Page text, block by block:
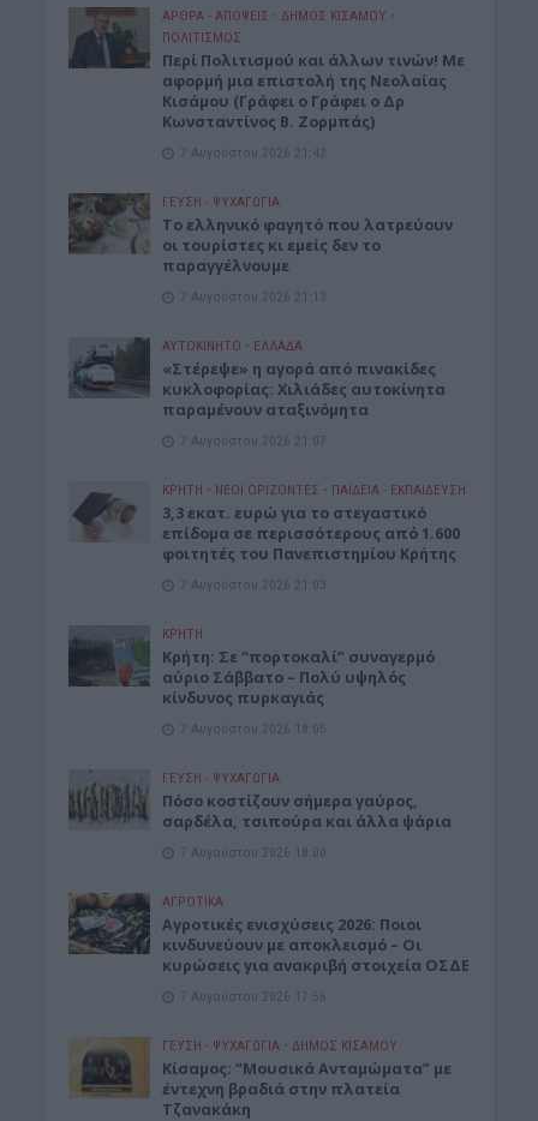
ΑΡΘΡΑ - ΑΠΟΨΕΙΣ • ΔΉΜΟΣ ΚΙΣΆΜΟΥ •
ΠΟΛΙΤΙΣΜΟΣ
Περί Πολιτισμού και άλλων τινών! Mε
αφορμή μια επιστολή της Νεολαίας
Κισάμου (Γράφει ο Γράφει ο Δρ
Κωνσταντίνος Β. Ζορμπάς)
7 Αυγούστου 2026 21:42
ΓΕΎΣΗ - ΨΥΧΑΓΩΓΊΑ
Το ελληνικό φαγητό που λατρεύουν
οι τουρίστες κι εμείς δεν το
παραγγέλνουμε
7 Αυγούστου 2026 21:13
ΑΥΤΟΚΙΝΗΤΟ • ΕΛΛΑΔΑ
«Στέρεψε» η αγορά από πινακίδες
κυκλοφορίας: Χιλιάδες αυτοκίνητα
παραμένουν αταξινόμητα
7 Αυγούστου 2026 21:07
ΚΡΗΤΗ • ΝΕΟΙ ΟΡΙΖΟΝΤΕΣ • ΠΑΙΔΕΙΑ - ΕΚΠΑΙΔΕΥΣΗ
3,3 εκατ. ευρώ για το στεγαστικό
επίδομα σε περισσότερους από 1.600
φοιτητές του Πανεπιστημίου Κρήτης
7 Αυγούστου 2026 21:03
ΚΡΗΤΗ
Κρήτη: Σε “πορτοκαλί” συναγερμό
αύριο Σάββατο – Πολύ υψηλός
κίνδυνος πυρκαγιάς
7 Αυγούστου 2026 18:05
ΓΕΎΣΗ - ΨΥΧΑΓΩΓΊΑ
Πόσο κοστίζουν σήμερα γαύρος,
σαρδέλα, τσιπούρα και άλλα ψάρια
7 Αυγούστου 2026 18:00
ΑΓΡΟΤΙΚΑ
Αγροτικές ενισχύσεις 2026: Ποιοι
κινδυνεύουν με αποκλεισμό – Οι
κυρώσεις για ανακριβή στοιχεία ΟΣΔΕ
7 Αυγούστου 2026 17:56
ΓΕΎΣΗ - ΨΥΧΑΓΩΓΊΑ • ΔΉΜΟΣ ΚΙΣΆΜΟΥ
Κίσαμος: “Μουσικά Ανταμώματα” με
έντεχνη βραδιά στην πλατεία
Τζανακάκη